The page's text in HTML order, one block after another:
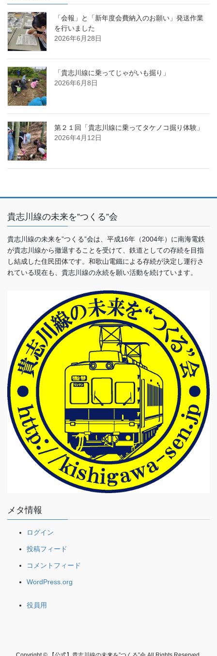
「会報」と「新年度会費納入のお願い」発送作業
を行いました
2026年6月28日
「貴志川線に乗ってじゃがいも掘り」
2026年6月8日
第２１回「貴志川線に乗ってタケノコ掘り体験」
2026年4月12日
貴志川線の未来を”つくる”会
貴志川線の未来を”つくる”会は、平成16年（2004年）に南海電鉄
が貴志川線から撤退することを受けて、鉄道としての存続を目指
し結成した住民団体です。和歌山電鐵による存続が決定し運行さ
れている現在も、貴志川線の永続を願い活動を続けています。
メタ情報
ログイン
投稿フィード
コメントフィード
WordPress.org
役員用